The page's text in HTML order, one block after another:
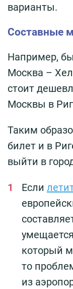
варианты.
Составные
Например,
Москва –
стоит
Москвы в
Таким
билет и в
выйти в
Если
который
то
из